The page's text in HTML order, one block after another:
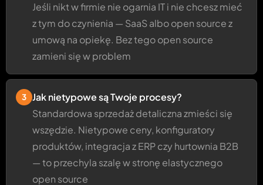
Jeśli nikt w firmie nie ogarnia IT i nie chcesz mieć
z tym do czynienia — SaaS albo open source z
umową na opiekę. Bez tego open source
zamieni się w problem
3 Jak nietypowe są Twoje procesy?
Standardowa sprzedaż detaliczna zmieści się
wszędzie. Nietypowe ceny, konfiguratory
produktów, integracja z ERP czy hurtownia B2B
— to przechyla szalę w stronę elastycznego
open source